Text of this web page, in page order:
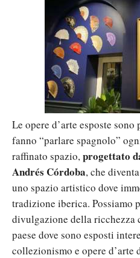
Le opere d’arte esposte
fanno “parlare spagnolo”
raffinato spazio,progettato
Andrés Córdoba, che
uno spazio artistico dove
tradizione iberica. Possiamo
divulgazione della
paese dove sono esposti
collezionismo e opere